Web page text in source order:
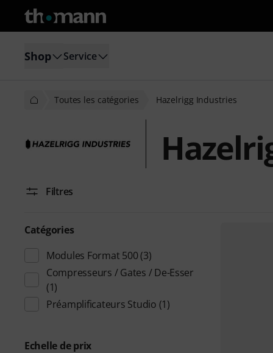
Shop Service
Toutes les catégories Hazelrigg Industries
Filtres
Catégories
Modules Format 500 (3)
Compresseurs / Gates / De-Esser
(1)
Préamplificateurs Studio (1)
Echelle de prix